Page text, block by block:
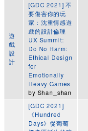
遊
戲
設
計
[GDC 2021] 不
要傷害你的玩
家：沈重情感遊
戲的設計倫理
UX Summit:
Do No Harm:
Ethical Design
for
Emotionally
Heavy Games
by Shan_shan
[GDC 2021]
《Hundred
Days》從葡萄